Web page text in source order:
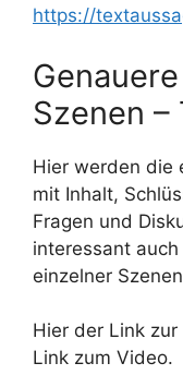
https://
Szenen –
Hier werden die
mit Inhalt,
Fragen und
interessant
einzelner
Hier der Link
Link zum Video.